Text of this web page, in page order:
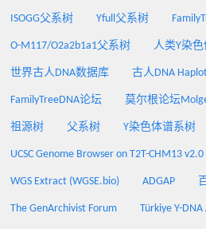
ISOGG父系树 Yfull父系树
O-M117/O2a2b1a1父系树 人类Y染
世界古人DNA数据库 古人DNA
FamilyTreeDNA论坛 莫尔根论坛
祖源树 父系树 Y染色体谱系树
UCSC Genome Browser on T2T-CHM13 v2.0
WGS Extract (WGSE.bio) ADGAP
The GenArchivist Forum Türkiye Y-DNA